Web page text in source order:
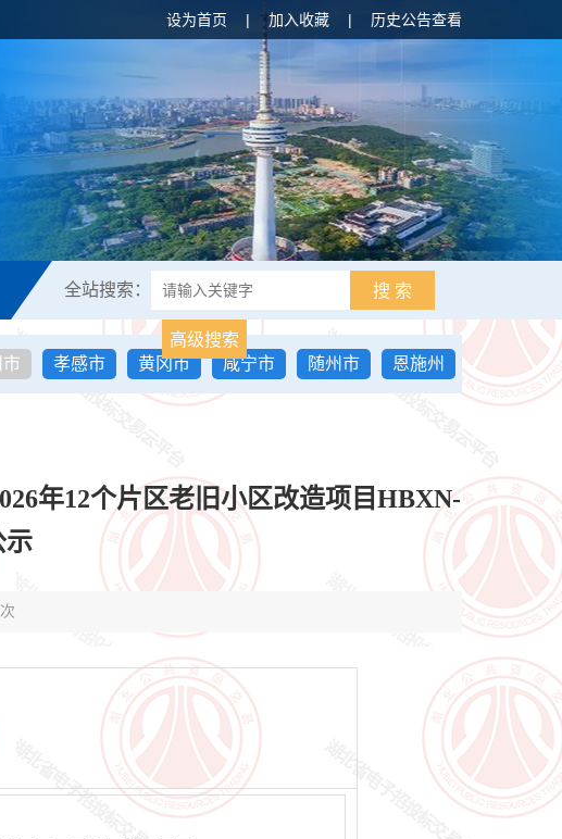
设为首页 | 加入收藏 | 历史公告查看
全站搜索： 搜 索
高级搜索
孝感市 黄冈市 咸宁市 随州市
恩施州
年12个片区老旧小区改造项目HBXN-
示
次